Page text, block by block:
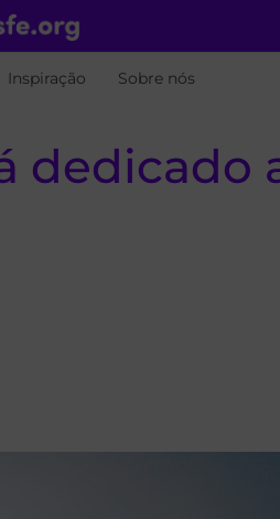
Inspiração Sobre nós
dedicado